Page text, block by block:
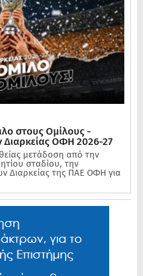
στους Ομίλους -
Διαρκείας ΟΦΗ 2026-27
μετάδοση από την
σταδίου, την
Διαρκείας της ΠΑΕ ΟΦΗ για